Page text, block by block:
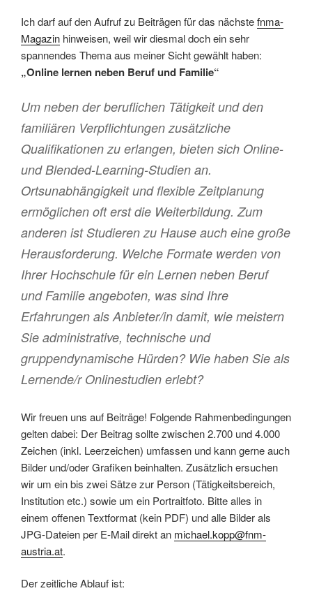
Ich darf auf den Aufruf zu Beiträgen für das nächstefnma-
Magazin hinweisen, weil wir diesmal doch ein sehr
spannendes Thema aus meiner Sicht gewählt haben:
„Online lernen neben Beruf und Familie“
Um neben der beruflichen Tätigkeit und den
familiären Verpflichtungen zusätzliche
Qualifikationen zu erlangen, bieten sich Online-
und Blended-Learning-Studien an.
Ortsunabhängigkeit und flexible Zeitplanung
ermöglichen oft erst die Weiterbildung. Zum
anderen ist Studieren zu Hause auch eine große
Herausforderung. Welche Formate werden von
Ihrer Hochschule für ein Lernen neben Beruf
und Familie angeboten, was sind Ihre
Erfahrungen als Anbieter/in damit, wie meistern
Sie administrative, technische und
gruppendynamische Hürden? Wie haben Sie als
Lernende/r Onlinestudien erlebt?
Wir freuen uns auf Beiträge! Folgende Rahmenbedingungen
gelten dabei: Der Beitrag sollte zwischen 2.700 und 4.000
Zeichen (inkl. Leerzeichen) umfassen und kann gerne auch
Bilder und/oder Grafiken beinhalten. Zusätzlich ersuchen
wir um ein bis zwei Sätze zur Person (Tätigkeitsbereich,
Institution etc.) sowie um ein Portraitfoto. Bitte alles in
einem offenen Textformat (kein PDF) und alle Bilder als
JPG-Dateien per E-Mail direkt an michael.kopp@fnm-
austria.at.
Der zeitliche Ablauf ist: